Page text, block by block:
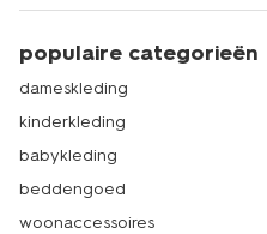
populaire categorieën
dameskleding
kinderkleding
babykleding
beddengoed
woonaccessoires